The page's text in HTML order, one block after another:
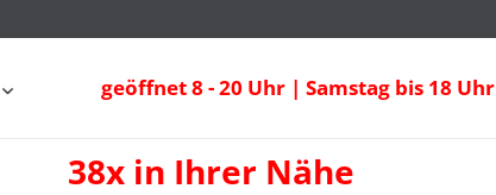
geöffnet 8 - 20 Uhr | Samstag bis 18 Uhr
38x in Ihrer Nähe